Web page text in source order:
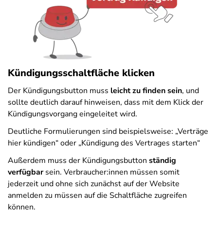
Kündigungsschaltfläche klicken
Der Kündigungsbutton muss leicht zu finden sein, und
sollte deutlich darauf hinweisen, dass mit dem Klick der
Kündigungsvorgang eingeleitet wird.
Deutliche Formulierungen sind beispielsweise: „Verträge
hier kündigen“ oder „Kündigung des Vertrages starten“
Außerdem muss der Kündigungsbutton ständig
verfügbarsein. Verbraucher:innen müssen somit
jederzeit und ohne sich zunächst auf der Website
anmelden zu müssen auf die Schaltfläche zugreifen
können.